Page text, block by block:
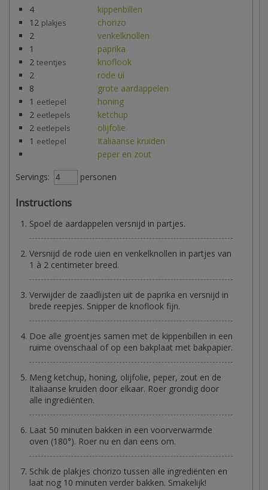
4
kippenbillen
12 plakjes
chorizo
2
venkelknollen
1
paprika
2 teentjes
knoflook
2
rode ui
8
grote aardappelen
1 eetlepel
honing
2 eetlepels
ketchup
2 eetlepels
olijfolie
1 eetlepel
Italiaanse kruiden
peper en zout
Servings:
personen
Instructions
Spoel de aardappelen versnijd in partjes.
Versnijd de rode uien en venkelknollen in partjes van
1 à 2 centimeter breed.
Verwijder de zaadlijsten uit de paprika en versnijd in
brede reepjes. Snipper de knoflook fijn.
Doe alle groentjes samen met de kippenbillen in een
ruime ovenschaal of op een bakplaat met bakpapier.
Meng ketchup, honing, olijfolie, peper, zout en de
Italiaanse kruiden door elkaar. Roer grondig door
alle ingrediënten.
Laat 50 minuten bakken in een voorverwarmde
oven (180°). Roer nu en dan eens om.
Schik de plakjes chorizo tussen alle ingrediënten en
laat nog 10 minuten verder bakken. Smakelijk!